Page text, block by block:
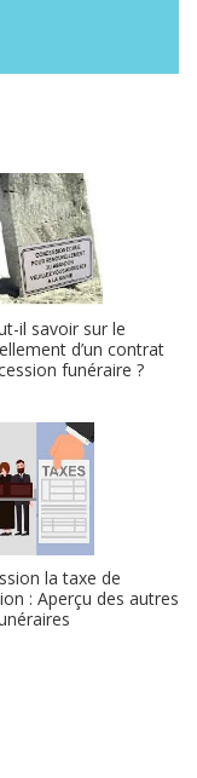
il savoir sur le
d’un contrat
funéraire ?
la taxe de
: Aperçu des autres